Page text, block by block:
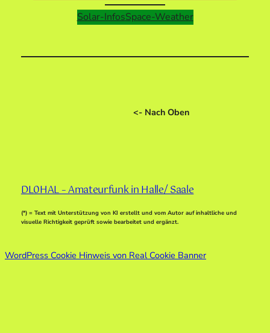
Solar-InfosSpace-Weather
<- Nach Oben
DL0HAL – Amateurfunk in Halle/ Saale
(*) = Text mit Unterstützung von KI erstellt und vom Autor auf inhaltliche und
visuelle Richtigkeit geprüft sowie bearbeitet und ergänzt.
WordPress Cookie Hinweis von Real Cookie Banner